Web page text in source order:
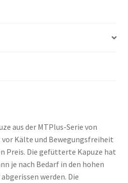
aus der MTPlus-Serie von
Kälte und Bewegungsfreiheit
Preis. Die gefütterte Kapuze hat
je nach Bedarf in den hohen
werden. Die